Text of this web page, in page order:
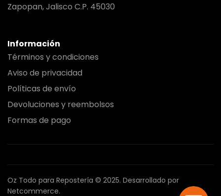
Zapopan, Jalisco C.P. 45030
Información
Términos y condiciones
Aviso de privacidad
Políticas de envío
Devoluciones y reembolsos
Formas de pago
Oz Todo para Repostería © 2025. Desarrollado por
Netcommerce.